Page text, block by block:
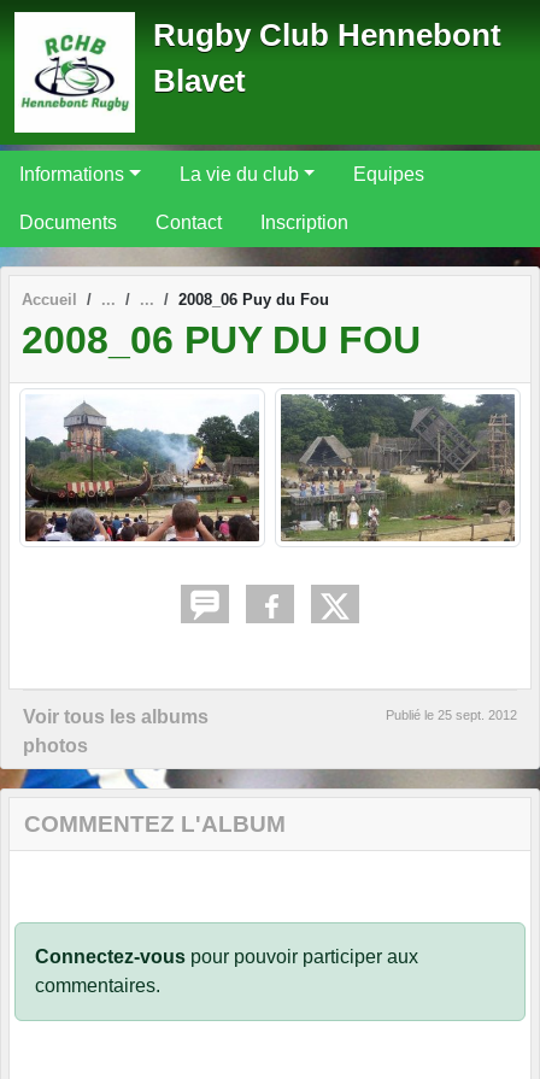
Rugby Club Hennebont
Blavet
Informations La vie du club Equipes
Documents Contact Inscription
Accueil 2008_06 Puy du Fou
2008_06 PUY DU FOU
Voir tous les albums
photos
Publié le 25 sept. 2012
COMMENTEZ L'ALBUM
Connectez-vous pour pouvoir participer aux
commentaires.
Panneau de gestion des cookies